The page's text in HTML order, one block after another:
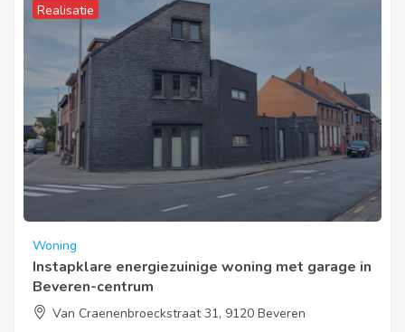
Realisatie
Woning
Instapklare energiezuinige woning met garage in
Beveren-centrum
Van Craenenbroeckstraat 31, 9120 Beveren